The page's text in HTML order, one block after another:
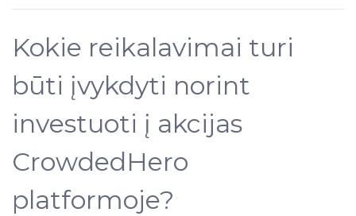
Kokie reikalavimai turi
būti įvykdyti norint
investuoti į akcijas
CrowdedHero
platformoje?